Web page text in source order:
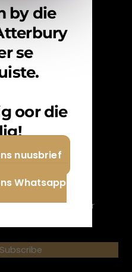
by die
se
oor die
nuusbrief
Whatsapp
/ Subscribe to our